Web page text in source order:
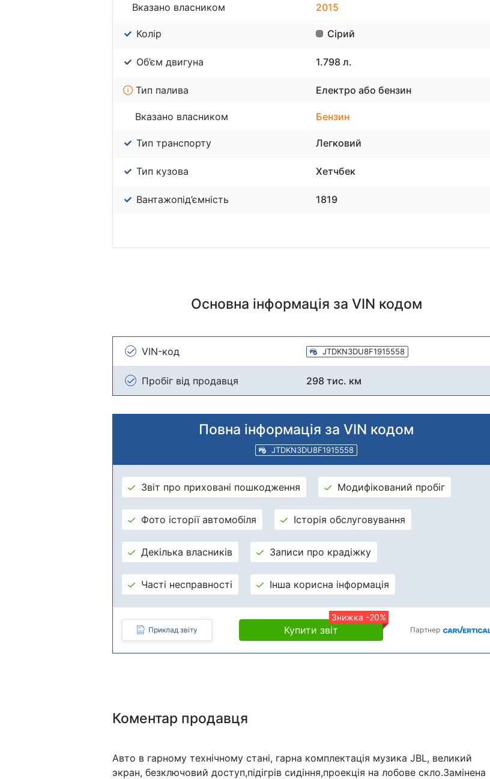
Вказано власником 2015
Колір Сірий
Об’єм двигуна 1.798 л.
Тип палива Електро або бензин
Вказано власником Бензин
Тип транспорту Легковий
Тип кузова Хетчбек
Вантажопід’ємність 1819
Основна інформація за VIN кодом
VIN-код JTDKN3DU8F1915558
Пробіг від продавця 298 тис. км
Повна інформація за VIN кодом
JTDKN3DU8F1915558
Звіт про приховані пошкодження Модифікований пробіг
Фото історії автомобіля Історія обслуговування
Декілька власників Записи про крадіжку
Часті несправності Інша корисна інформація
Приклад звіту
Знижка -20%
Купити звіт Партнер
Коментар продавця
Авто в гарному технічному стані, гарна комплектація музика JBL, великий
экран, безключовий доступ,підігрів сидіння,проекція на лобове скло.Замінена